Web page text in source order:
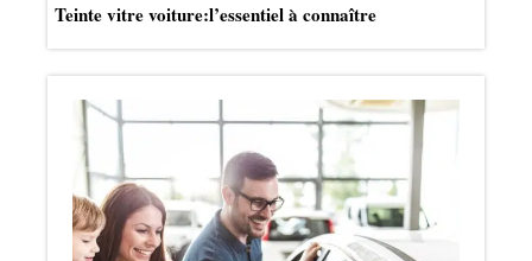
Teinte vitre voiture:l’essentiel à connaître